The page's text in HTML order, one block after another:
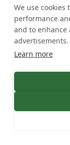
We use
performance
and to enhance
advertisements.
Learn more
Loterij
Goede doelen
Verzekering
Krant &
Kennisbank